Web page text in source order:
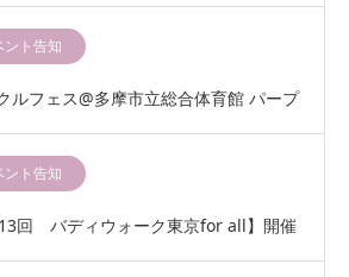
ント告知
ルフェス@多摩市立総合体育館 パープ
くん（…
ント告知
回 バディウォーク東京for all】開催